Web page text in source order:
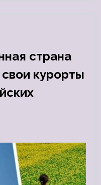
страна
курорты